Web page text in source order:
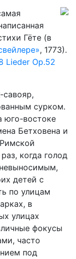
Гёте (в
, 1773).
Lieder Op.52
сурком.
юго-востоке
Бетховена и
когда голод
детей с
по улицам
в
улицах
фокусы
часто
под